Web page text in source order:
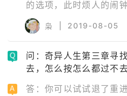
的选项，此时烦人的闹
手将闹钟关掉。距离第
时间。此时按空格键可
枭 2019-08-05
问：奇异人生第三章寻
去，怎么按怎么都过不
答：你可以试试退了重